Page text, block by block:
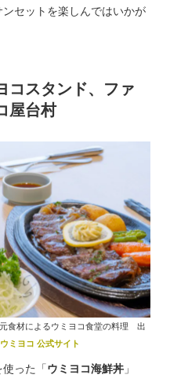
セットを楽しんではいかが
コスタンド、ファ
屋台村
食材によるウミヨコ食堂の料理 出
ミヨコ 公式サイト
った「ウミヨコ海鮮丼」